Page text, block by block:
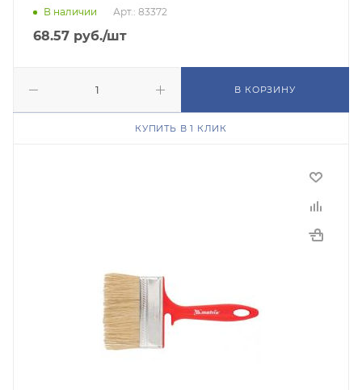
В наличии Арт.: 83372
68.57 руб./шт
В КОРЗИНУ
КУПИТЬ В 1 КЛИК